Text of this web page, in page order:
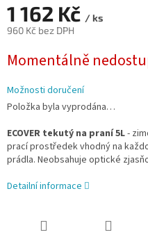
1 162 Kč / ks
960 Kč bez DPH
cena:
Momentálně
Možnosti doručení
Položka byla vyprodána…
ECOVER tekutý na praní 5L-
prací prostředek vhodný na
prádla. Neobsahuje optické
Detailní informace